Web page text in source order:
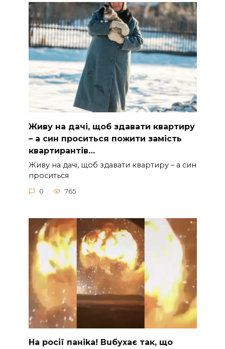
Живу на дачі, щоб здавати квартиру
– а син проситься пожити замість
квартирантів…
Живу на дачі, щоб здавати квартиру – а син
проситься
0 765
На рocії паніkа! Вuбухає так, що